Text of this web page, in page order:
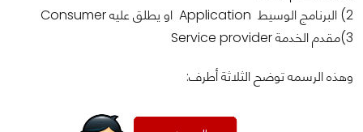
2) البرنامج الوسيط Application او يطلق عليه Consumer
3)مقدم الخدمة Service provider
وهذه الرسمه توضح الثلاثة أطرف: